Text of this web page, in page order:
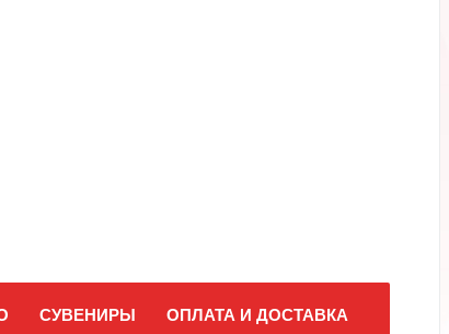
СУВЕНИРЫ ОПЛАТА И ДОСТАВКА